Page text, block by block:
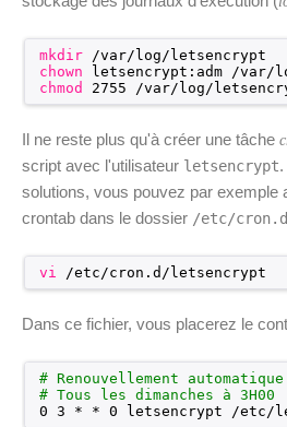
mkdir /var/log/letsencrypt
chown
letsencrypt:adm /var/
chmod
2755 /var/log/
Il ne reste plus qu'à créer une tâche
script avec l'utilisateur letsencrypt
solutions, vous pouvez par exemple
crontab dans le dossier /etc/
vi /etc/cron .d /letsencrypt
Dans ce fichier, vous placerez le
# Renouvellement
# Tous les dimanches à 3H00
0 3 * * 0 letsencrypt /etc/